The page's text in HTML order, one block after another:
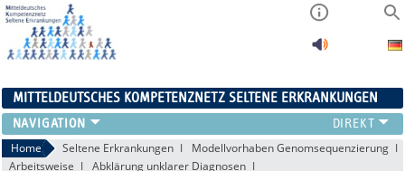
MITTELDEUTSCHES KOMPETENZNETZ SELTENE ERKRANKUNGEN
ÜBERSICHT
Home Seltene Erkrankungen
Modellvorhaben Genomsequenzierung
Arbeitsweise
Abklärung unklarer Diagnosen